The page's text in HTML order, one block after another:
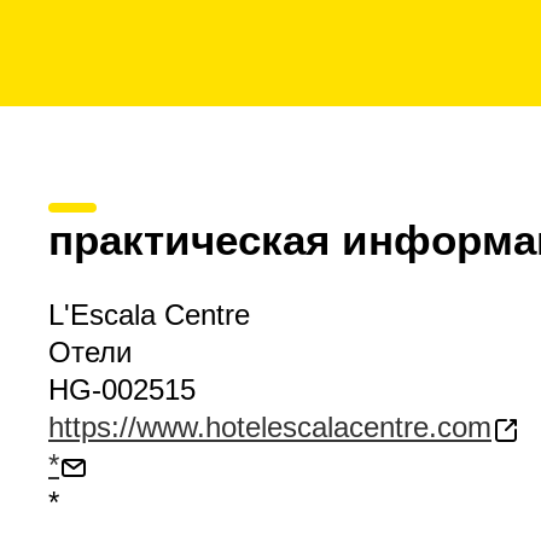
практическая
L'Escala Centre
Отели
HG-002515
https://www.hotelescalacentre.com
*
*